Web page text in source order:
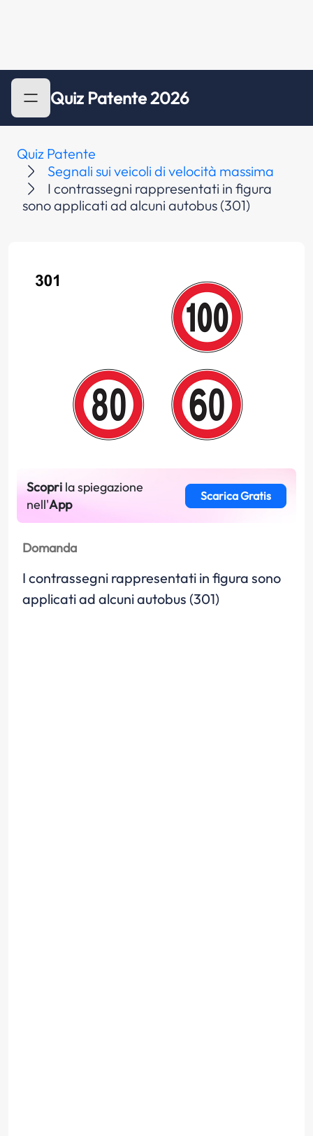
Quiz Patente 2026
Quiz Patente
Segnali sui veicoli di velocità massima
I contrassegni rappresentati in figura
sono applicati ad alcuni autobus (301)
Scopri la spiegazione
nell'App
Scarica Gratis
Domanda
I contrassegni rappresentati in figura sono
applicati ad alcuni autobus (301)